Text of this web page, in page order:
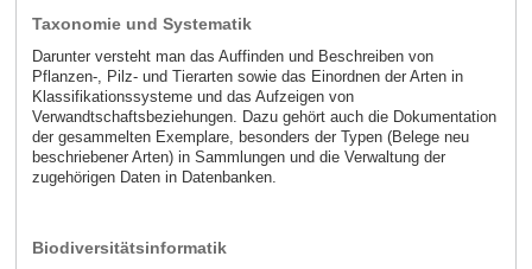
Taxonomie und Systematik
Darunter versteht man das Auffinden und Beschreiben von
Pflanzen-, Pilz- und Tierarten sowie das Einordnen der Arten in
Klassifikationssysteme und das Aufzeigen von
Verwandtschaftsbeziehungen. Dazu gehört auch die Dokumentation
der gesammelten Exemplare, besonders der Typen (Belege neu
beschriebener Arten) in Sammlungen und die Verwaltung der
zugehörigen Daten in Datenbanken.
Biodiversitätsinformatik